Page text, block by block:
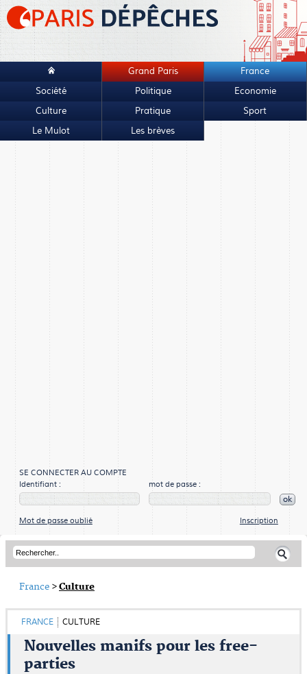
Grand Paris
France
Société
Politique
Economie
Culture
Pratique
Sport
Le Mulot
Les brèves
SE CONNECTER AU COMPTE
Identifiant :
mot de passe :
ok
Mot de passe oublié Inscription
France >Culture
FRANCE CULTURE
Nouvelles manifs pour les free-
parties